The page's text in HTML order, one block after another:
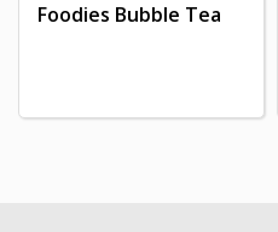
Foodies Bubble Tea